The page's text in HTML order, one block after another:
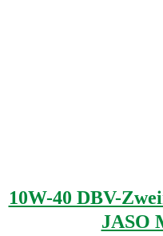
10W-40 DBV-
JASO